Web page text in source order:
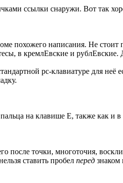
ссылки снаружи. Вот так
похожего написания. Не
в кремлЕвские и рублЕвские.
pc-клавиатуре для неё
на клавише Е, также как и
точки, многоточия,
ставить пробел перед знаком